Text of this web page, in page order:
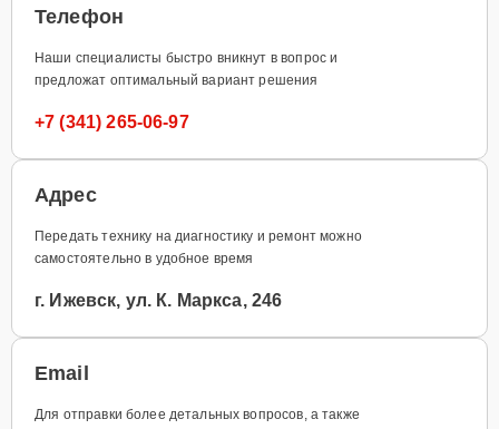
Телефон
Наши специалисты быстро вникнут в вопрос и
предложат оптимальный вариант решения
+7 (341) 265-06-97
Адрес
Передать технику на диагностику и ремонт можно
самостоятельно в удобное время
г. Ижевск, ул. К. Маркса, 246
Email
Для отправки более детальных вопросов, а также